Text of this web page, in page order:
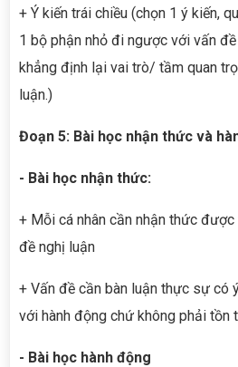
+ Ý kiến trái chiều (chọn 1 ý kiến,
1 bộ phận nhỏ đi ngược với vấn
khẳng định lại vai trò/ tầm quan
luận.)
Đoạn 5: Bài học nhận thức và
- Bài học nhận thức:
+ Mỗi cá nhân cần nhận thức
đề nghị luận
+ Vấn đề cần bàn luận thực sự có
với hành động chứ không phải tồn
- Bài học hành động